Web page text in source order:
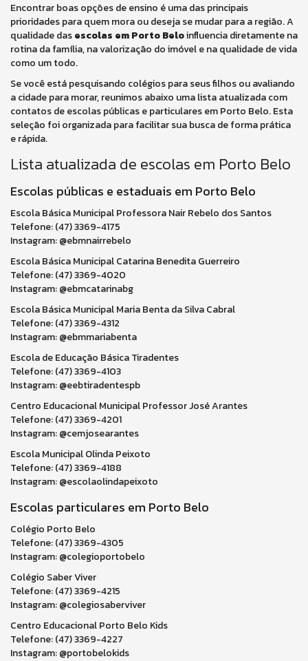
Encontrar boas opções de ensino é uma das principais
prioridades para quem mora ou deseja se mudar para a região. A
qualidade dasescolas em Porto Beloinfluencia diretamente na
rotina da família, na valorização do imóvel e na qualidade de vida
como um todo.
Se você está pesquisando colégios para seus filhos ou avaliando
a cidade para morar, reunimos abaixo uma lista atualizada com
contatos de escolas públicas e particulares em Porto Belo. Esta
seleção foi organizada para facilitar sua busca de forma prática
e rápida.
Lista atualizada de escolas em Porto Belo
Escolas públicas e estaduais em Porto Belo
Escola Básica Municipal Professora Nair Rebelo dos Santos
Telefone: (47) 3369-4175
Instagram: @ebmnairrebelo
Escola Básica Municipal Catarina Benedita Guerreiro
Telefone: (47) 3369-4020
Instagram: @ebmcatarinabg
Escola Básica Municipal Maria Benta da Silva Cabral
Telefone: (47) 3369-4312
Instagram: @ebmmariabenta
Escola de Educação Básica Tiradentes
Telefone: (47) 3369-4103
Instagram: @eebtiradentespb
Centro Educacional Municipal Professor José Arantes
Telefone: (47) 3369-4201
Instagram: @cemjosearantes
Escola Municipal Olinda Peixoto
Telefone: (47) 3369-4188
Instagram: @escolaolindapeixoto
Escolas particulares em Porto Belo
Colégio Porto Belo
Telefone: (47) 3369-4305
Instagram: @colegioportobelo
Colégio Saber Viver
Telefone: (47) 3369-4215
Instagram: @colegiosaberviver
Centro Educacional Porto Belo Kids
Telefone: (47) 3369-4227
Instagram: @portobelokids